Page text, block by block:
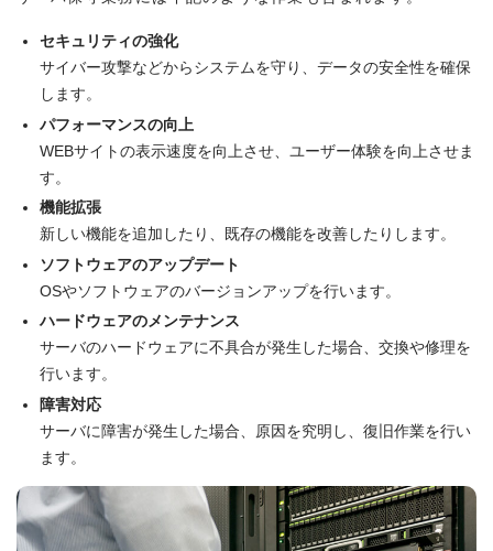
セキュリティの強化
サイバー攻撃などからシステムを守り、データの安全性を確保
します。
パフォーマンスの向上
WEBサイトの表示速度を向上させ、ユーザー体験を向上させま
す。
機能拡張
新しい機能を追加したり、既存の機能を改善したりします。
ソフトウェアのアップデート
OSやソフトウェアのバージョンアップを行います。
ハードウェアのメンテナンス
サーバのハードウェアに不具合が発生した場合、交換や修理を
行います。
障害対応
サーバに障害が発生した場合、原因を究明し、復旧作業を行い
ます。